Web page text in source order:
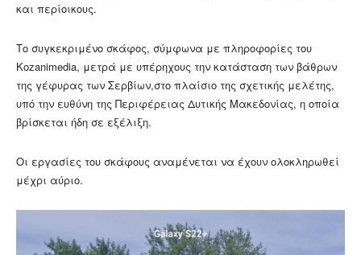
και περίοικους.
Το συγκεκριμένο σκάφος, σύμφωνα με πληροφορίες του
Kozanimedia, μετρά με υπέρηχους την κατάσταση των βάθρων
της γέφυρας των Σερβίων,στο πλαίσιο της σχετικής μελέτης,
υπό την ευθύνη της Περιφέρειας Δυτικής Μακεδονίας, η οποία
βρίσκεται ήδη σε εξέλιξη.
Οι εργασίες του σκάφους αναμένεται να έχουν ολοκληρωθεί
μέχρι αύριο.